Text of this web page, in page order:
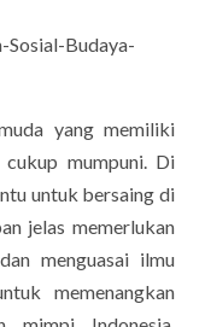
yang memiliki
mumpuni. Di
untuk bersaing di
jelas memerlukan
menguasai ilmu
memenangkan